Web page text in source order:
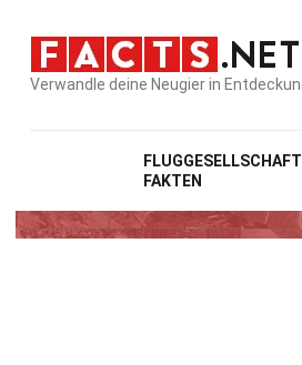
Verwandle deine Neugier in
FAKTEN